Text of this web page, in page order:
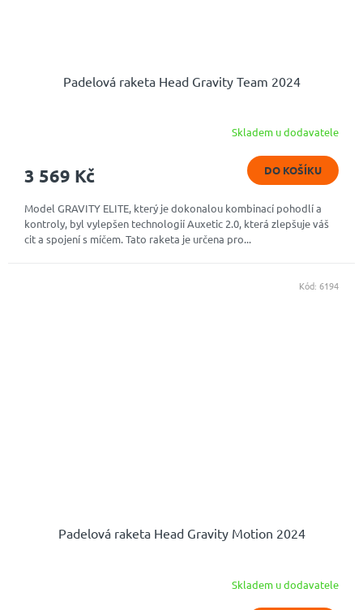
Padelová raketa Head Gravity Team 2024
Skladem u dodavatele
3 569 Kč DO KOŠÍKU
Model GRAVITY ELITE, který je dokonalou kombinací pohodlí a
kontroly, byl vylepšen technologií Auxetic 2.0, která zlepšuje váš
cit a spojení s míčem. Tato raketa je určena pro...
Padelová raketa Head Gravity Motion 2024
Skladem u dodavatele
Kód: 6194